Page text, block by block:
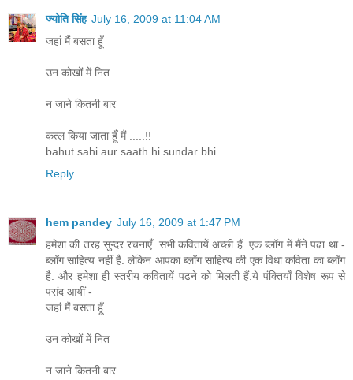
ज्योति सिंह July 16, 2009 at 11:04 AM
जहां मैं बसता हूँ
उन कोखों में नित
न जाने कितनी बार
कत्ल किया जाता हूँ मैं .....!!
bahut sahi aur saath hi sundar bhi .
Reply
hem pandey July 16, 2009 at 1:47 PM
हमेशा की तरह सुन्दर रचनाएँ. सभी कवितायें अच्छी हैं. एक ब्लॉग में मैंने पढा था -
ब्लॉग साहित्य नहीं है. लेकिन आपका ब्लॉग साहित्य की एक विधा कविता का ब्लॉग
है. और हमेशा ही स्तरीय कवितायें पढने को मिलती हैं.ये पंक्तियाँ विशेष रूप से
पसंद आयीं -
जहां मैं बसता हूँ
उन कोखों में नित
न जाने कितनी बार